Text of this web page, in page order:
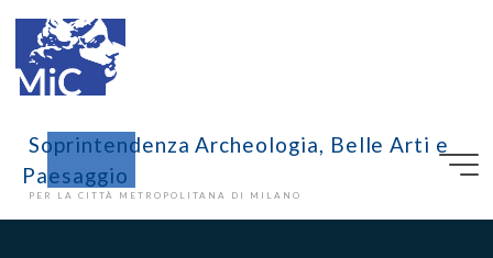
Soprintendenza Archeologia, Belle Arti e
Paesaggio
PER LA CITTÀ METROPOLITANA DI MILANO